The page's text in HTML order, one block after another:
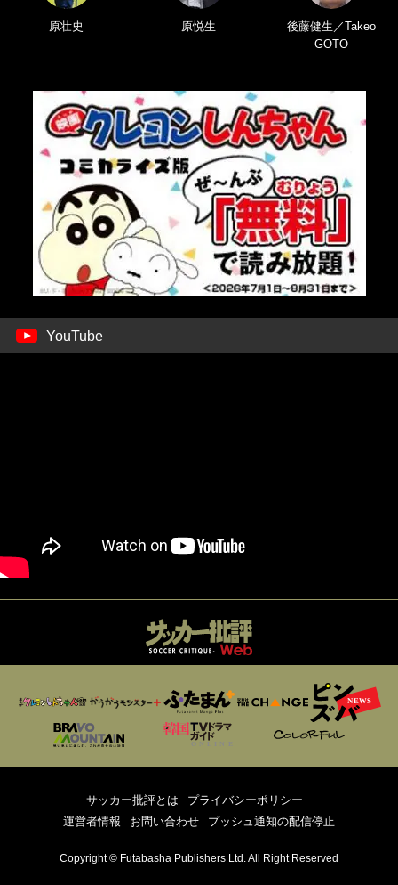
原壮史 原悦生
後藤健生／Takeo
GOTO
YouTube
サッカー批評とは
プライバシーポリシー
運営者情報
お問い合わせ プッシュ通知の配信停止
Copyright © Futabasha Publishers Ltd. All Right Reserved